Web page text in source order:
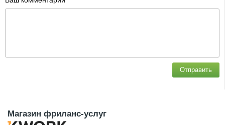
Отправить
Магазин фриланс-услуг